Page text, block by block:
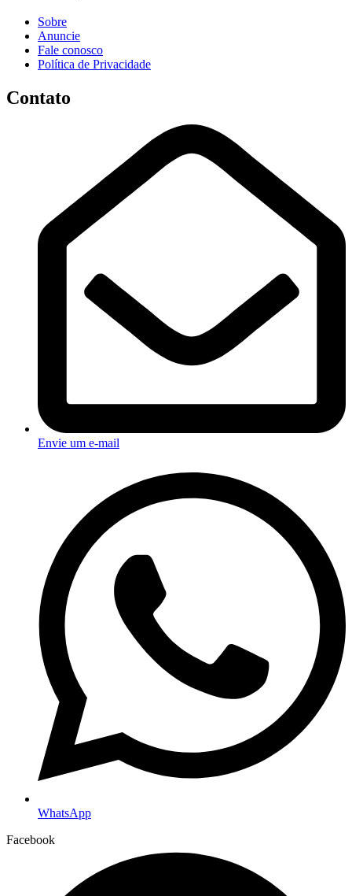
Sobre
Anuncie
Fale conosco
Política de Privacidade
Contato
Envie um e-mail
WhatsApp
Facebook